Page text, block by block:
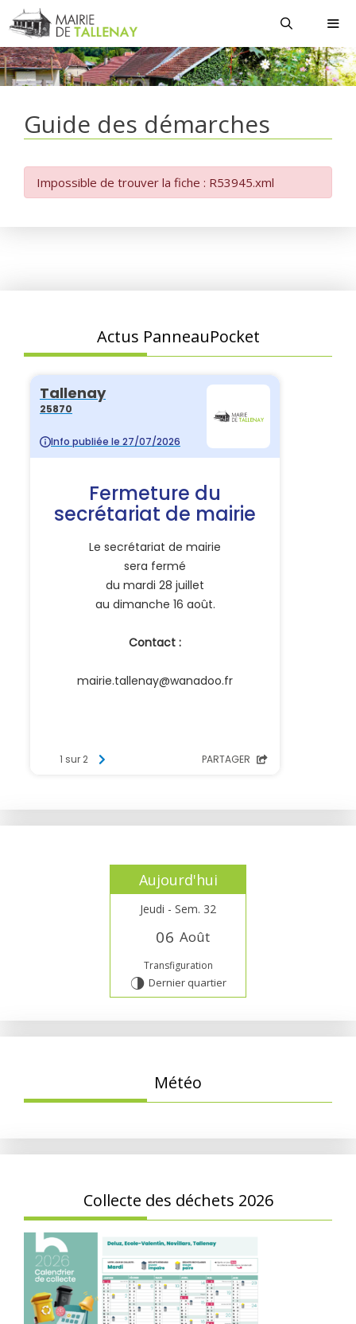
Aller
au
contenu
Guide des démarches
Impossible de trouver la fiche : R53945.xml
Actus PanneauPocket
Aujourd'hui
Jeudi - Sem. 32
06 Août
Transfiguration
T Dernier quartier
Météo
Collecte des déchets 2026